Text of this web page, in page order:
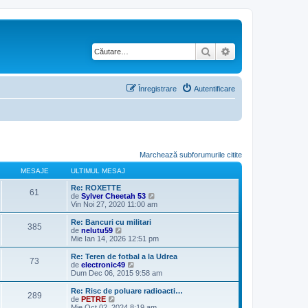
Căutare
Autentificare
Înregistrare
Marchează subforumurile citite
MESAJE ULTIMUL MESAJ
61
Re: ROXETTE
de Sylver Cheetah 53
e
z
l
i
m
l
e
Vin Noi 27, 2020 11:00 am
385
Re: Bancuri cu militari
de nelutu59
e
z
i
u
l
i
m
u
Mie Ian 14, 2026 12:51 pm
73
Re: Teren de fotbal a la Udrea
de electronic49
e
z
i
l
Dum Dec 06, 2015 9:58 am
289
Re: Risc de poluare radioacti…
de PETRE
e